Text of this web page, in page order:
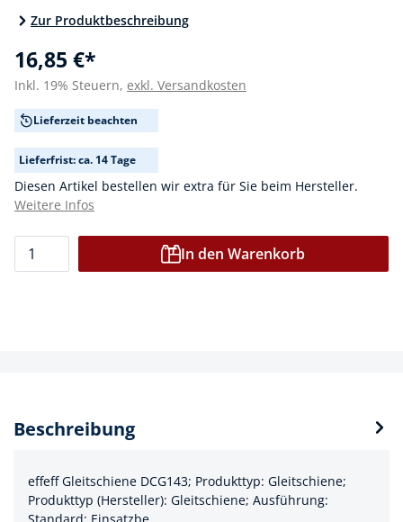
Zur Produktbeschreibung
16,85 €*
Inkl. 19% Steuern, exkl. Versandkosten
Lieferzeit beachten
Lieferfrist: ca. 14 Tage
Diesen Artikel bestellen wir extra für Sie beim Hersteller.
Weitere Infos
In den Warenkorb
Beschreibung
effeff Gleitschiene DCG143; Produkttyp: Gleitschiene;
Produkttyp (Hersteller): Gleitschiene; Ausführung: